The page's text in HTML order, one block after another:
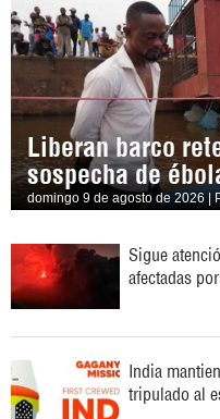
Liberan barco
sospecha de
domingo 9 de agosto de 2026 |
Sigue
afectadas
India
tripulado al